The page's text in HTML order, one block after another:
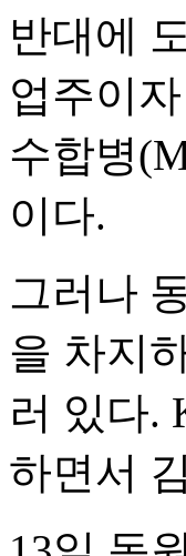
반대에
업주이
수합병
이다.
그러나
을 차지
러 있다.
하면서